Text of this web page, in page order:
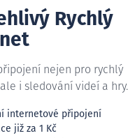
Rychlý
nejen pro rychlý
i sledování videí a hry.
internetové připojení
již za 1 Kč